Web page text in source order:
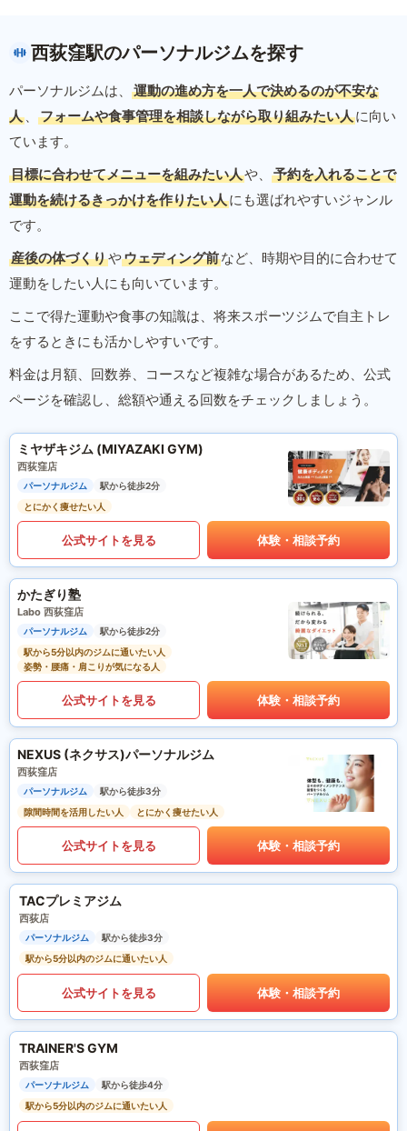
西荻窪駅のパーソナルジムを探す
パーソナルジムは、
運動の進め方を一人で決めるのが不安な
人 、 フォームや食事管理を相談しながら取り組みたい人に向い
ています。
目標に合わせてメニューを組みたい人や、
予約を入れることで
運動を続けるきっかけを作りたい人にも選ばれやすいジャンル
です。
産後の体づくりやウェディング前など、時期や目的に合わせて
運動をしたい人にも向いています。
ここで得た運動や食事の知識は、将来スポーツジムで自主トレ
をするときにも活かしやすいです。
料金は月額、回数券、コースなど複雑な場合があるため、公式
ページを確認し、総額や通える回数をチェックしましょう。
ミヤザキジム (MIYAZAKI GYM)
西荻窪店
パーソナルジム
駅から徒歩2分
とにかく痩せたい人
公式サイトを見る 体験・相談予約
かたぎり塾
Labo 西荻窪店
パーソナルジム
駅から徒歩2分
駅から5分以内のジムに通いたい人
姿勢・腰痛・肩こりが気になる人
公式サイトを見る 体験・相談予約
NEXUS (ネクサス)パーソナルジム
西荻窪店
パーソナルジム
駅から徒歩3分
隙間時間を活用したい人
とにかく痩せたい人
公式サイトを見る 体験・相談予約
TACプレミアジム
西荻店
パーソナルジム
駅から徒歩3分
駅から5分以内のジムに通いたい人
公式サイトを見る 体験・相談予約
TRAINER'S GYM
西荻窪店
パーソナルジム
駅から徒歩4分
駅から5分以内のジムに通いたい人